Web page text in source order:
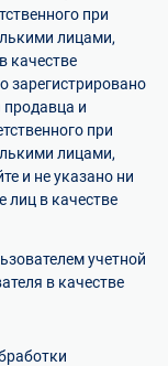
при
лицами,
качестве
зарегистрировано
продавца и
при
лицами,
и не указано ни
лиц в качестве
учетной
в качестве